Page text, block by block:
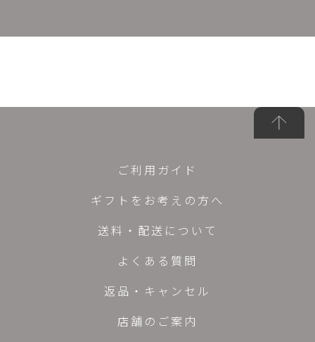
ご利用ガイド
ギフトをお考えの方へ
送料・配送について
よくある質問
返品・キャンセル
店舗のご案内